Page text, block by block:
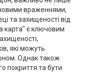
враженнями,
та захищеності від
карта" є ключовим
які можуть
Однак також
покриття та бути